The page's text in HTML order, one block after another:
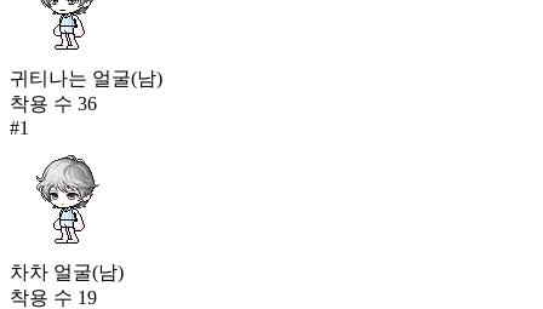
귀티나는 얼굴(남)
착용 수 36
#1
차차 얼굴(남)
착용 수 19